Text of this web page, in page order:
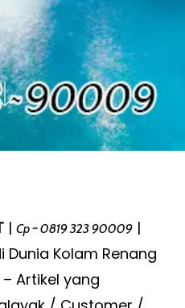
| Cp ~ 0819 323 90009|
Dunia Kolam Renang
Artikel yang